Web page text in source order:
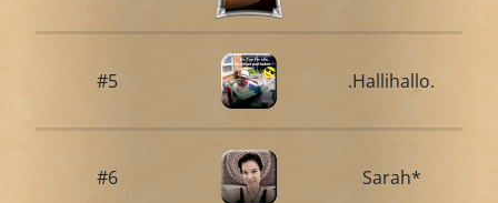
#5 .Hallihallo.
#6 Sarah*